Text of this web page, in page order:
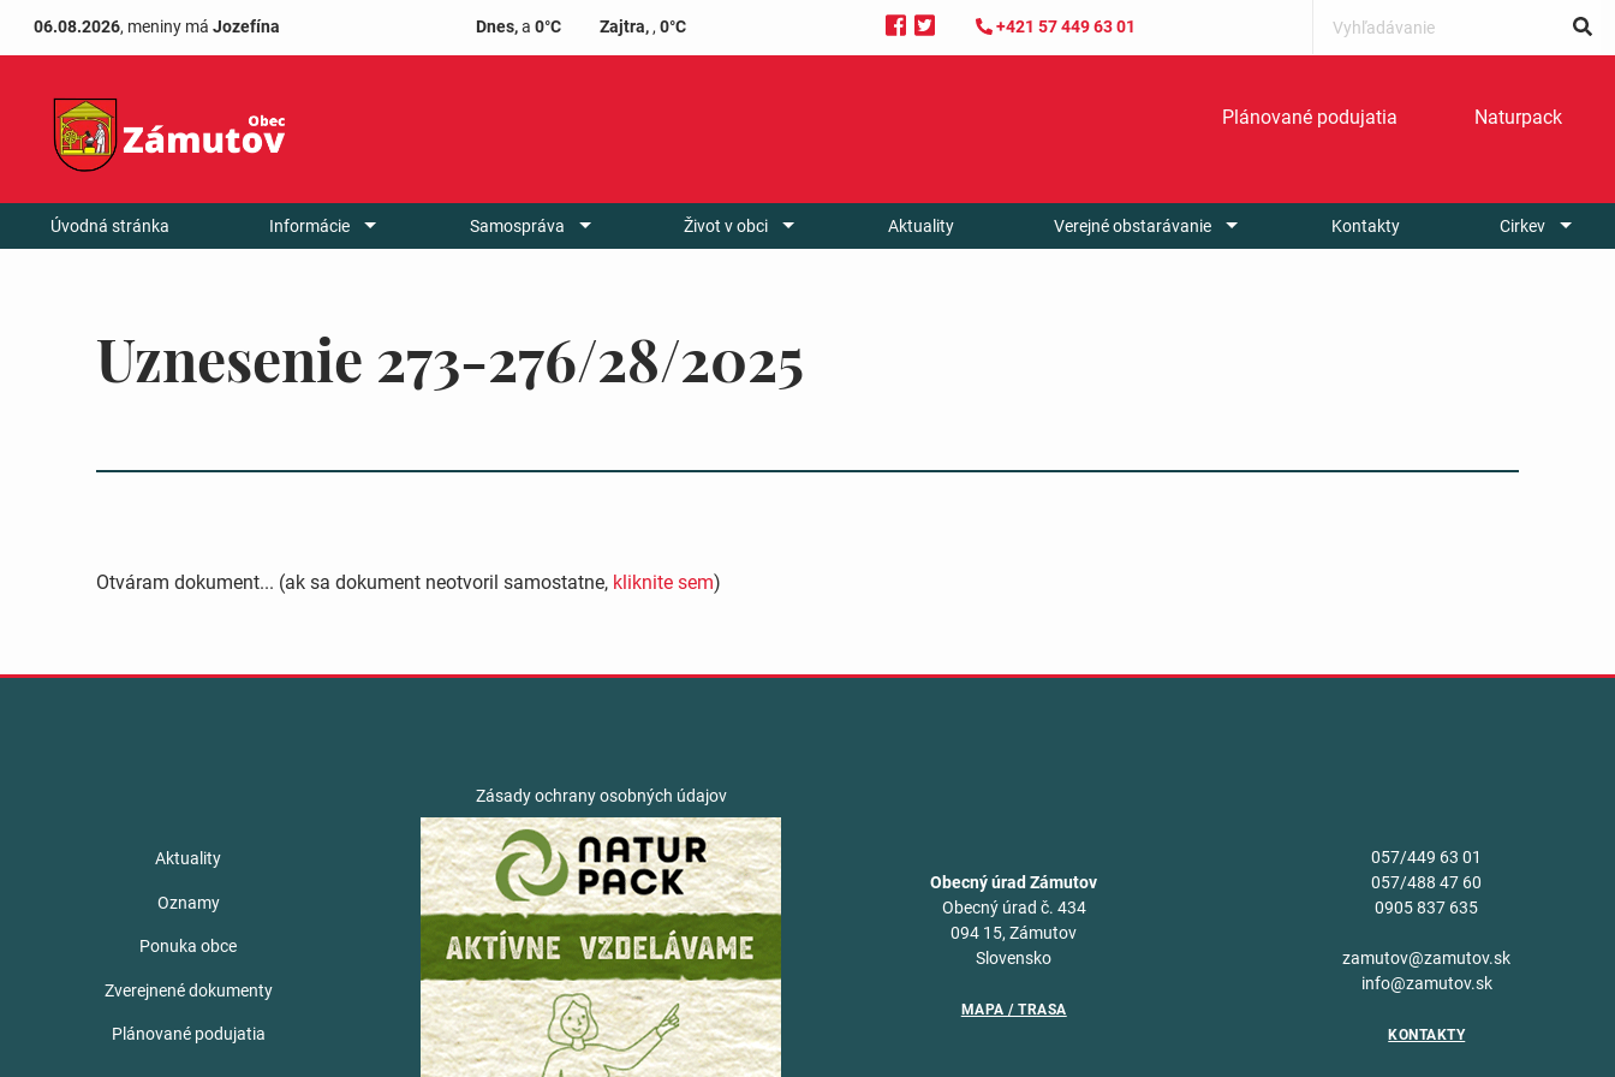
06.08.2026, meniny má Jozefína Dnes, a 0°C Zajtra,,0°C +421 57 449 63 01
Plánované podujatia Naturpack
Úvodná stránka Informácie Samospráva Život v obci Aktuality Verejné obstarávanie Kontakty Cirkev
Uznesenie 273-276/28/2025
Otváram dokument... (ak sa dokument neotvoril samostatne, kliknite sem)
Aktuality
Oznamy
Ponuka obce
Zverejnené dokumenty
Plánované podujatia
Zásady ochrany osobných údajov
Obecný úrad Zámutov
Obecný úrad č. 434
094 15, Zámutov
Slovensko
MAPA / TRASA
057/449 63 01
057/488 47 60
0905 837 635
zamutov@zamutov.sk
info@zamutov.sk
KONTAKTY